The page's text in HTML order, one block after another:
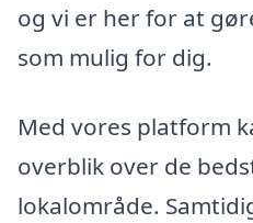
og vi er her for at
som mulig for dig.
Med vores platform
overblik over de
lokalområde.